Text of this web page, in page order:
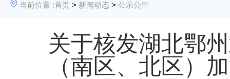
当前位置 :首页 > 新闻动态 > 公示公告
关于核发湖北鄂
（南区、北区）